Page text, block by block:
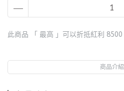
此商品 「 最高 」可以折抵紅利 8500
商品介紹